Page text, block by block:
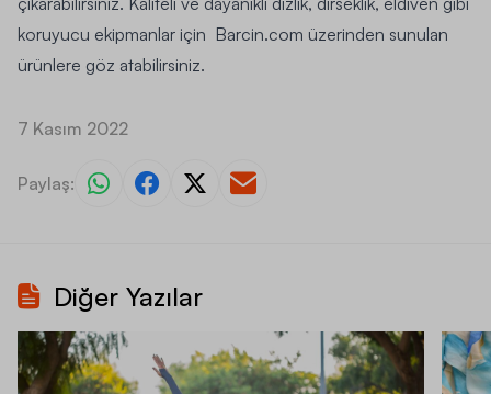
koruyucu ekipmanlar için Barcin.com üzerinden sunulan
ürünlere göz atabilirsiniz.
7 Kasım 2022
Paylaş:
Diğer Yazılar